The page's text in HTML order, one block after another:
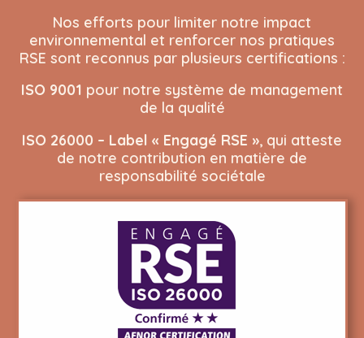
Nos efforts pour limiter notre impact
environnemental et renforcer nos pratiques
RSE sont reconnus par plusieurs certifications :
ISO 9001 pour notre système de management
de la qualité
ISO 26000 – Label « Engagé RSE », qui atteste
de notre contribution en matière de
responsabilité sociétale